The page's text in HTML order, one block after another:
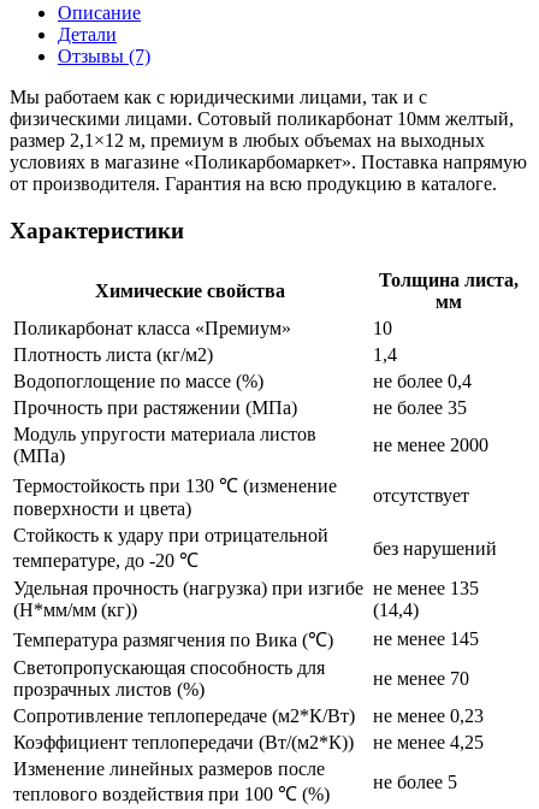
Описание
Детали
Отзывы (7)
Мы работаем как с юридическими лицами, так и с
физическими лицами. Сотовый поликарбонат 10мм желтый,
размер 2,1×12 м, премиум в любых объемах на выходных
условиях в магазине «Поликарбомаркет». Поставка напрямую
от производителя. Гарантия на всю продукцию в каталоге.
Характеристики
Химические свойства
Толщина листа,
мм
Поликарбонат класса «Премиум»
10
Плотность листа (кг/м2)
1,4
Водопоглощение по массе (%)
не более 0,4
Прочность при растяжении (МПа)
не более 35
Модуль упругости материала листов
(МПа)
не менее 2000
Термостойкость при 130 ℃ (изменение
поверхности и цвета)
отсутствует
Стойкость к удару при отрицательной
температуре, до -20 ℃
без нарушений
Удельная прочность (нагрузка) при изгибе
(Н*мм/мм (кг))
не менее 135
(14,4)
Температура размягчения по Вика (℃)
не менее 145
Светопропускающая способность для
прозрачных листов (%)
не менее 70
Сопротивление теплопередаче (м2*К/Вт)
не менее 0,23
Коэффициент теплопередачи (Вт/(м2*К))
не менее 4,25
Изменение линейных размеров после
теплового воздействия при 100 ℃ (%)
не более 5